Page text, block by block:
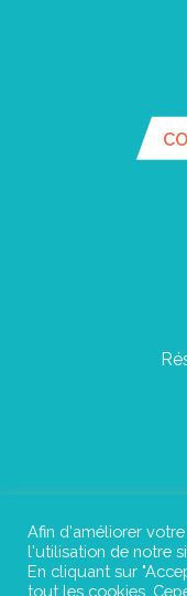
Afin d'améliorer
l'utilisation de notre
En cliquant sur
tout les cookies.